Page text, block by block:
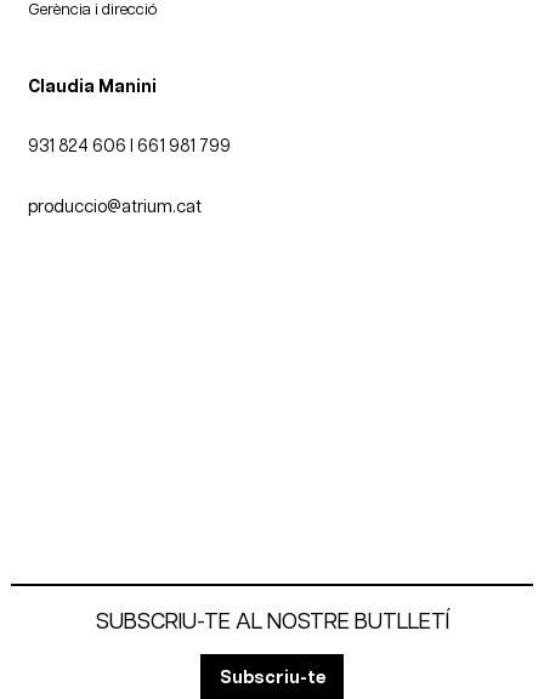
Gerència i direcció
Claudia Manini
931 824 606 I 661 981 799
produccio@atrium.cat
SUBSCRIU-TE AL NOSTRE BUTLLETÍ
Subscriu-te